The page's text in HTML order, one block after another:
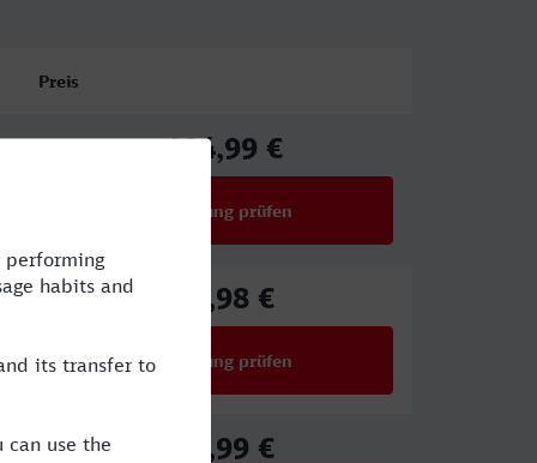
Preis
104,99 €
Verbindung prüfen
69,98 €
Verbindung prüfen
46,99 €